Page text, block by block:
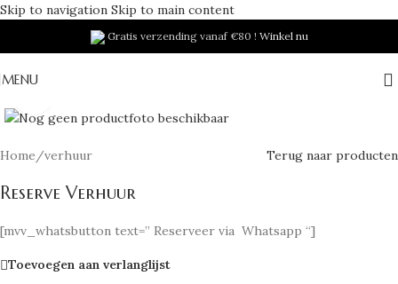
Skip to navigation Skip to main content
Gratis verzending vanaf €80 ! Winkel nu
MENU
Home /verhuur Terug naar producten
Reserve Verhuur
[mvv_whatsbutton text=” Reserveer via Whatsapp “]
Toevoegen aan verlanglijst